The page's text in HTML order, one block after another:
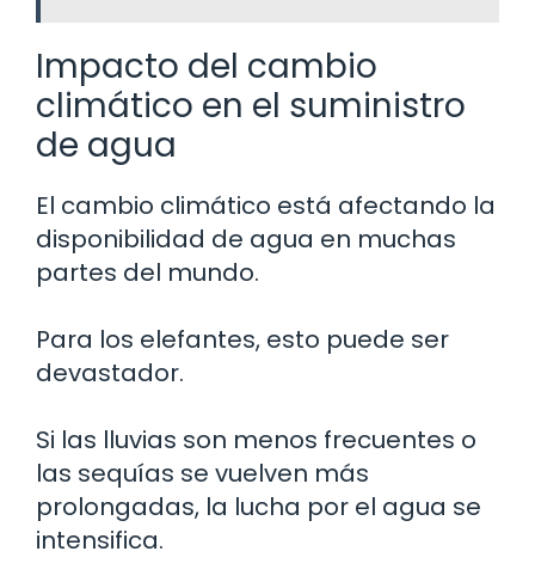
Impacto del cambio
climático en el suministro
de agua
El cambio climático está afectando la
disponibilidad de agua en muchas
partes del mundo.
Para los elefantes, esto puede ser
devastador.
Si las lluvias son menos frecuentes o
las sequías se vuelven más
prolongadas, la lucha por el agua se
intensifica.